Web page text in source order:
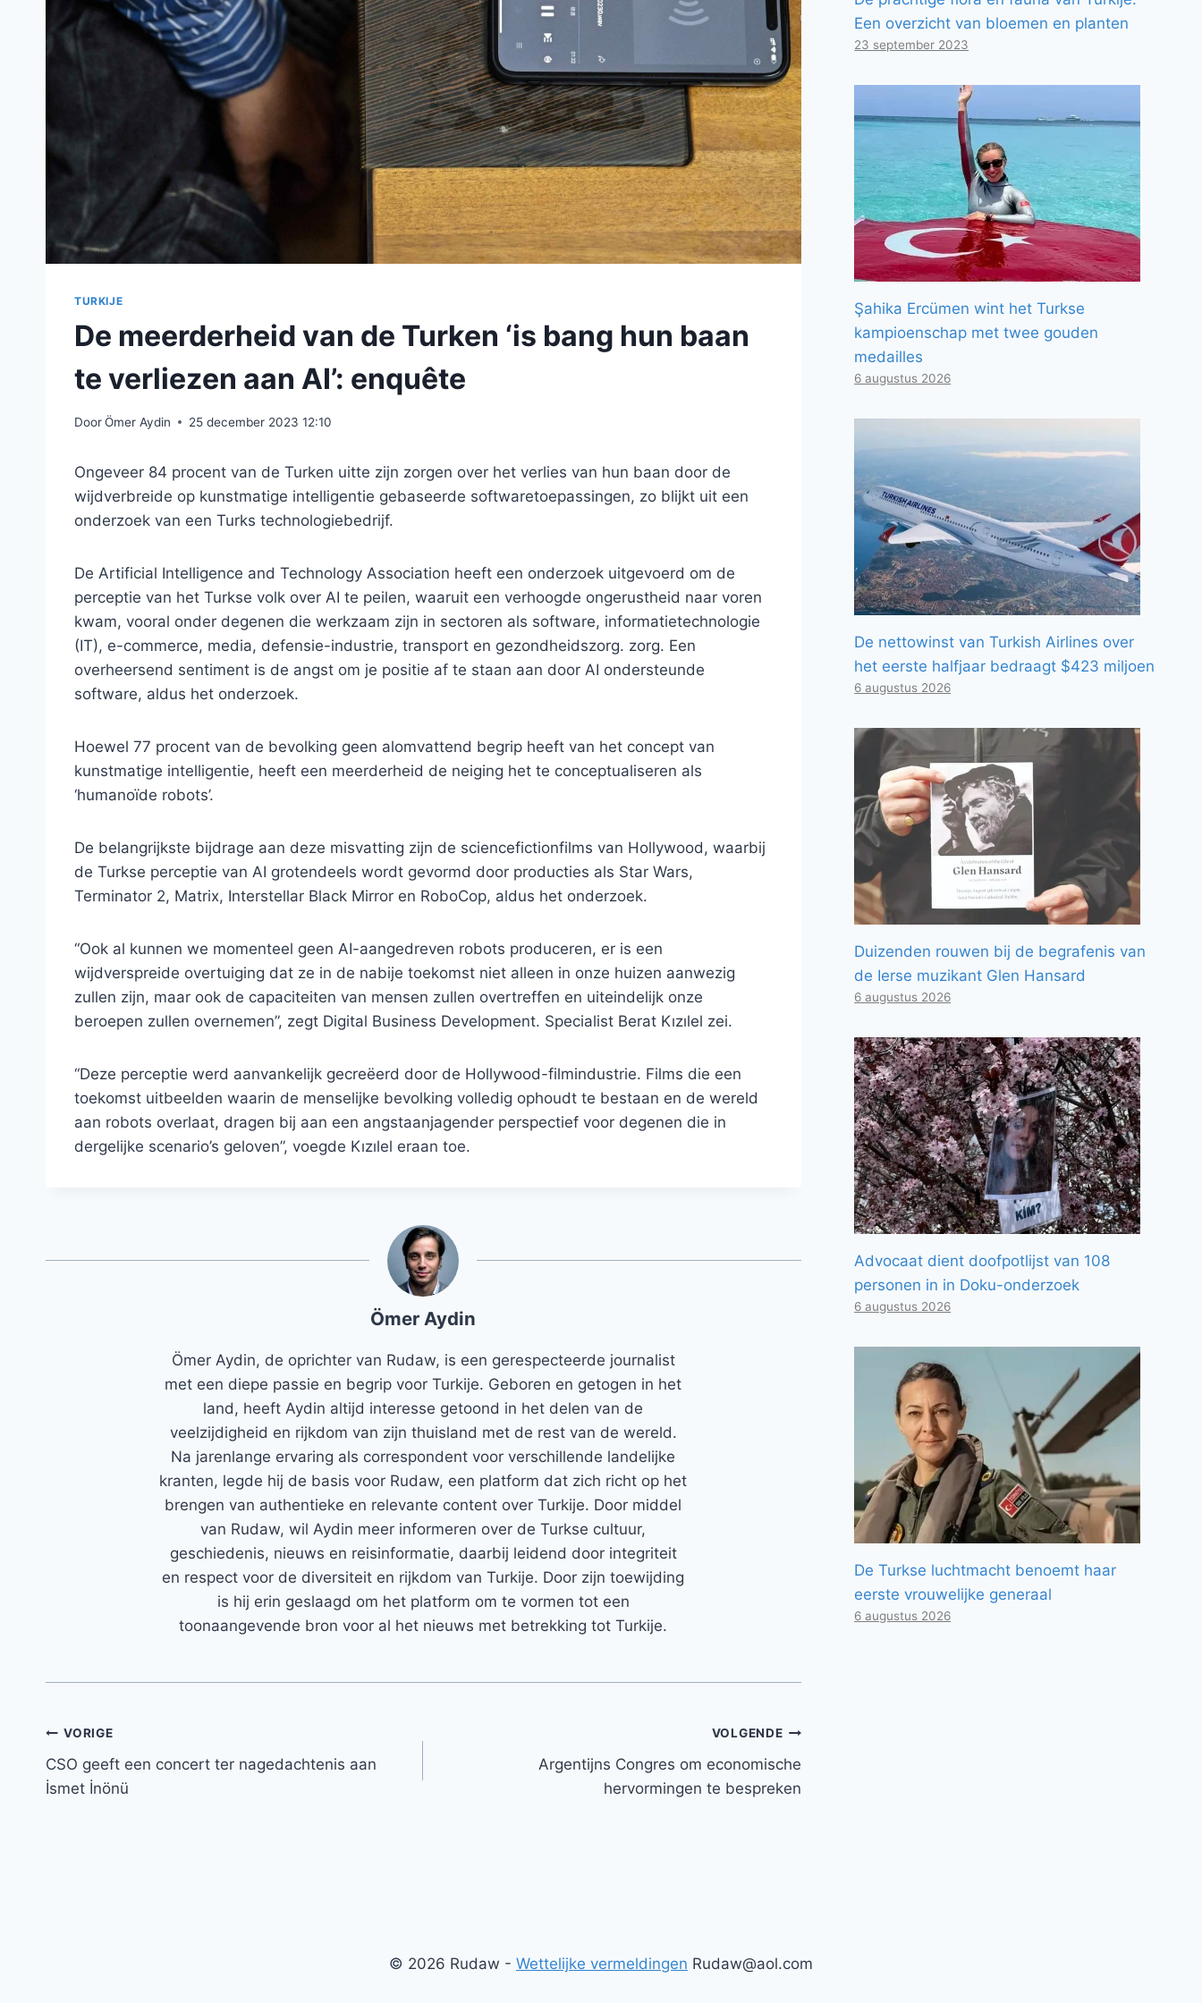
TURKIJE
De meerderheid van de Turken ‘is bang hun baan
te verliezen aan AI’: enquête
DoorÖmer Aydin 25 december 2023 12:10
Ongeveer 84 procent van de Turken uitte zijn zorgen over het verlies van hun baan door de
wijdverbreide op kunstmatige intelligentie gebaseerde softwaretoepassingen, zo blijkt uit een
onderzoek van een Turks technologiebedrijf.
De Artificial Intelligence and Technology Association heeft een onderzoek uitgevoerd om de
perceptie van het Turkse volk over AI te peilen, waaruit een verhoogde ongerustheid naar voren
kwam, vooral onder degenen die werkzaam zijn in sectoren als software, informatietechnologie
(IT), e-commerce, media, defensie-industrie, transport en gezondheidszorg. zorg. Een
overheersend sentiment is de angst om je positie af te staan ​​aan door AI ondersteunde
software, aldus het onderzoek.
Hoewel 77 procent van de bevolking geen alomvattend begrip heeft van het concept van
kunstmatige intelligentie, heeft een meerderheid de neiging het te conceptualiseren als
‘humanoïde robots’.
De belangrijkste bijdrage aan deze misvatting zijn de sciencefictionfilms van Hollywood, waarbij
de Turkse perceptie van AI grotendeels wordt gevormd door producties als Star Wars,
Terminator 2, Matrix, Interstellar Black Mirror en RoboCop, aldus het onderzoek.
“Ook al kunnen we momenteel geen AI-aangedreven robots produceren, er is een
wijdverspreide overtuiging dat ze in de nabije toekomst niet alleen in onze huizen aanwezig
zullen zijn, maar ook de capaciteiten van mensen zullen overtreffen en uiteindelijk onze
beroepen zullen overnemen”, zegt Digital Business Development. Specialist Berat Kızılel zei.
“Deze perceptie werd aanvankelijk gecreëerd door de Hollywood-filmindustrie. Films die een
toekomst uitbeelden waarin de menselijke bevolking volledig ophoudt te bestaan ​​en de wereld
aan robots overlaat, dragen bij aan een angstaanjagender perspectief voor degenen die in
dergelijke scenario’s geloven”, voegde Kızılel eraan toe.
Ömer Aydin
Ömer Aydin, de oprichter van Rudaw, is een gerespecteerde journalist
met een diepe passie en begrip voor Turkije. Geboren en getogen in het
land, heeft Aydin altijd interesse getoond in het delen van de
veelzijdigheid en rijkdom van zijn thuisland met de rest van de wereld.
Na jarenlange ervaring als correspondent voor verschillende landelijke
kranten, legde hij de basis voor Rudaw, een platform dat zich richt op het
brengen van authentieke en relevante content over Turkije. Door middel
van Rudaw, wil Aydin meer informeren over de Turkse cultuur,
geschiedenis, nieuws en reisinformatie, daarbij leidend door integriteit
en respect voor de diversiteit en rijkdom van Turkije. Door zijn toewijding
is hij erin geslaagd om het platform om te vormen tot een
toonaangevende bron voor al het nieuws met betrekking tot Turkije.
Bericht
navigatie
VORIGE
CSO geeft een concert ter nagedachtenis aan
İsmet İnönü
VOLGENDE
Argentijns Congres om economische
hervormingen te bespreken
Een overzicht van bloemen en planten
23 september 2023
Şahika Ercümen wint het Turkse
kampioenschap met twee gouden
medailles
6 augustus 2026
De nettowinst van Turkish Airlines over
het eerste halfjaar bedraagt ​​$423 miljoen
6 augustus 2026
Duizenden rouwen bij de begrafenis van
de Ierse muzikant Glen Hansard
6 augustus 2026
Advocaat dient doofpotlijst van 108
personen in in Doku-onderzoek
6 augustus 2026
De Turkse luchtmacht benoemt haar
eerste vrouwelijke generaal
6 augustus 2026
© 2026 Rudaw - Wettelijke vermeldingen Rudaw@aol.com